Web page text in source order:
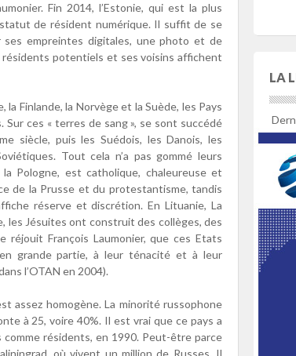
Fin 2014, l’Estonie, qui est la plus
de résident numérique. Il suffit de se
empreintes digitales, une photo et de
résidents potentiels et ses voisins affichent
la Finlande, la Norvège et la Suède, les Pays
ces « terres de sang », se sont succédé
siècle, puis les Suédois, les Danois, les
Tout cela n’a pas gommé leurs
Pologne, est catholique, chaleureuse et
de la Prusse et du protestantisme, tandis
réserve et discrétion. En Lituanie, La
les Jésuites ont construit des collèges, des
réjouit François Laumonier, que ces Etats
grande partie, à leur ténacité et à leur
l’OTAN en 2004).
assez homogène. La minorité russophone
à 25, voire 40%. Il est vrai que ce pays a
résidents, en 1990. Peut-être parce
où vivent un million de Russes. Il
LA